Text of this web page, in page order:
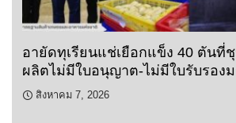
อายัดทุเรียนแช่เยือกแข็ง 40 ตันที่
ผลิตไม่มีใบอนุญาต-ไม่มีใบรับรอง
สิงหาคม 7, 2026